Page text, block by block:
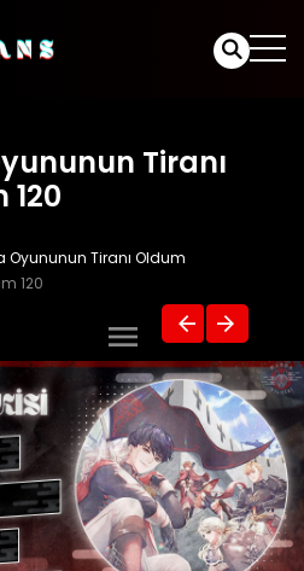
Tiranı
Oyununun Tiranı Oldum
120